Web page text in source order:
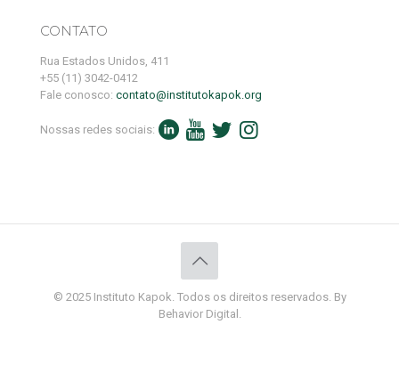
CONTATO
Rua Estados Unidos, 411
+55 (11) 3042-0412
Fale conosco: contato@institutokapok.org
Nossas redes sociais:
© 2025 Instituto Kapok. Todos os direitos reservados. By
Behavior Digital.